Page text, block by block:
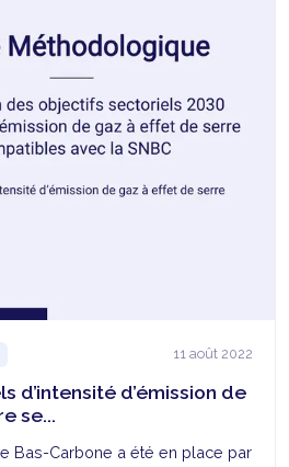
11 août 2022
d’intensité d’émission de
se...
Bas-Carbone a été en place par